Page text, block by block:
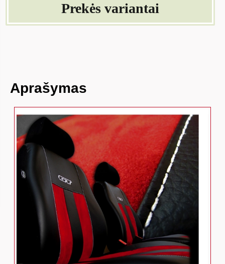
Prekės variantai
Aprašymas